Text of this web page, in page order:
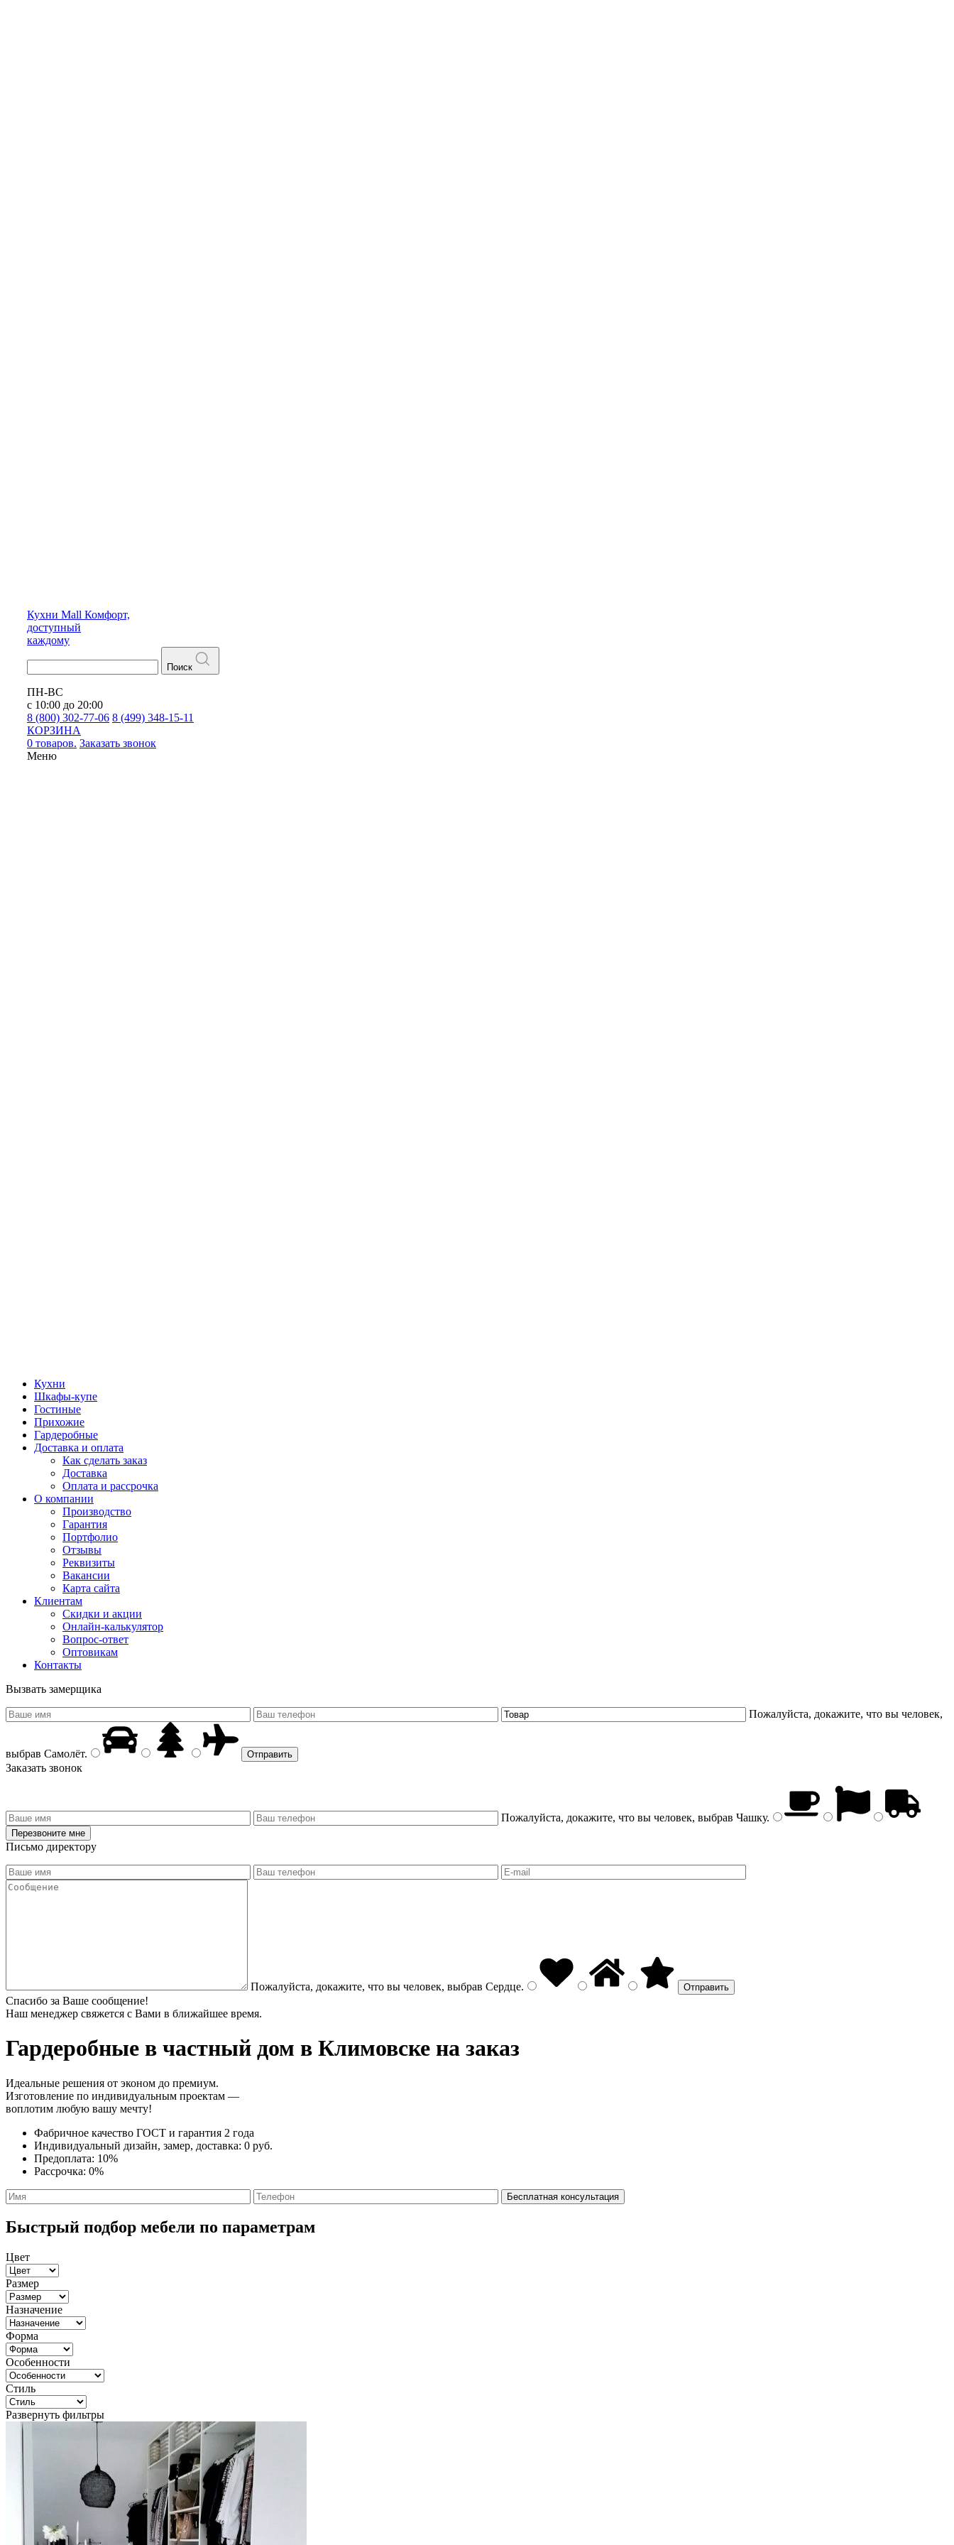
Кухни Mall Комфорт,
доступный
каждому
Поиск
ПН-ВС
с 10:00 до 20:00
8 (800) 302-77-06 8 (499) 348-15-11
КОРЗИНА
0 товаров. Заказать звонок
Меню
Кухни
Шкафы-купе
Гостиные
Прихожие
Гардеробные
Доставка и оплата
Как сделать заказ
Доставка
Оплата и рассрочка
О компании
Производство
Гарантия
Портфолио
Отзывы
Реквизиты
Вакансии
Карта сайта
Клиентам
Скидки и акции
Онлайн-калькулятор
Вопрос-ответ
Оптовикам
Контакты
Вызвать замерщика
Пожалуйста, докажите, что вы человек,
выбрав Самолёт.
Заказать звонок
Пожалуйста, докажите, что вы человек, выбрав Чашку.
Письмо директору
Пожалуйста, докажите, что вы человек, выбрав Сердце.
Спасибо за Ваше сообщение!
Наш менеджер свяжется с Вами в ближайшее время.
Гардеробные в частный дом в Климовске на заказ
Идеальные решения от эконом до премиум.
Изготовление по индивидуальным проектам —
воплотим любую вашу мечту!
Фабричное качество ГОСТ и гарантия 2 года
Индивидуальный дизайн, замер, доставка: 0 руб.
Предоплата: 10%
Рассрочка: 0%
Быстрый подбор мебели по параметрам
Цвет
Размер
Назначение
Форма
Особенности
Стиль
Развернуть фильтры